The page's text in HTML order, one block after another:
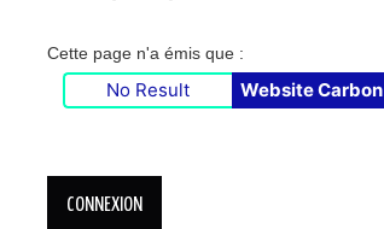
Cette page n'a émis que :
No Result Website Carbon